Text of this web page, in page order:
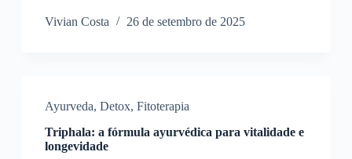
Vivian Costa 26 de setembro de 2025
Ayurveda, Detox, Fitoterapia
Triphala: a fórmula ayurvédica para vitalidade e
longevidade